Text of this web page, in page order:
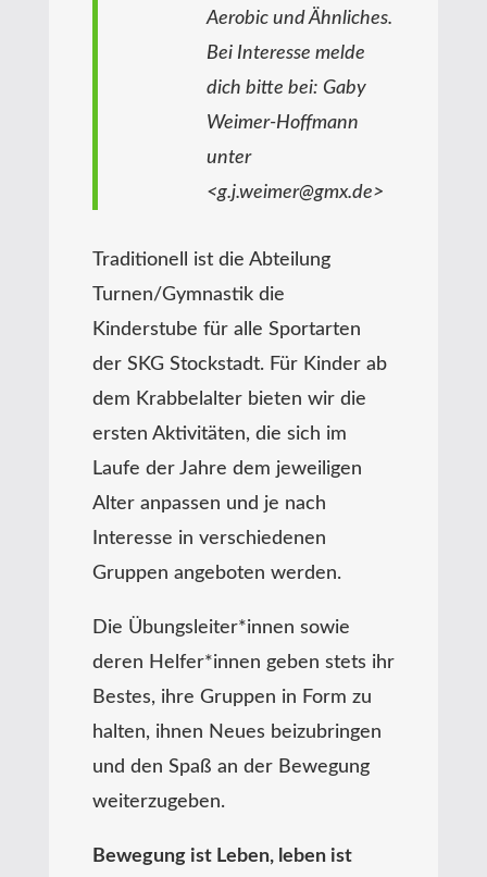
Aerobic und Ähnliches.
Bei Interesse melde
dich bitte bei: Gaby
Weimer-Hoffmann
unter
<g.j.weimer@gmx.de>
Traditionell ist die Abteilung
Turnen/Gymnastik die
Kinderstube für alle Sportarten
der SKG Stockstadt. Für Kinder ab
dem Krabbelalter bieten wir die
ersten Aktivitäten, die sich im
Laufe der Jahre dem jeweiligen
Alter anpassen und je nach
Interesse in verschiedenen
Gruppen angeboten werden.
Die Übungsleiter*innen sowie
deren Helfer*innen geben stets ihr
Bestes, ihre Gruppen in Form zu
halten, ihnen Neues beizubringen
und den Spaß an der Bewegung
weiterzugeben.
Bewegung ist Leben, leben ist